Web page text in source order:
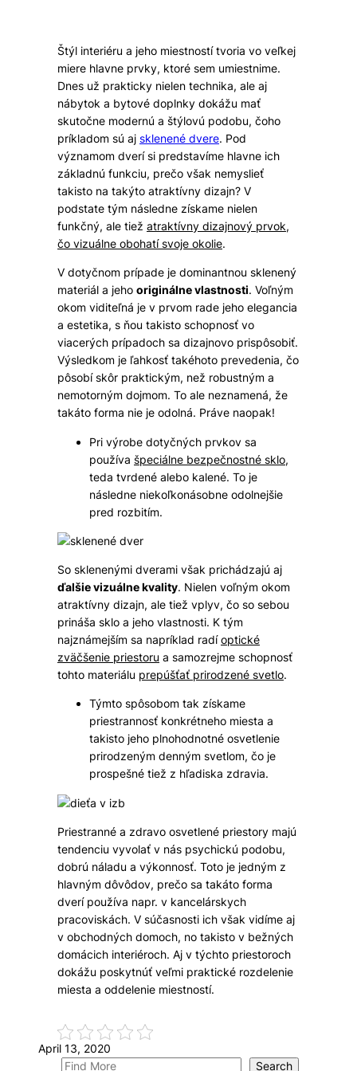
Štýl interiéru a jeho miestností tvoria vo veľkej
miere hlavne prvky, ktoré sem umiestnime.
Dnes už prakticky nielen technika, ale aj
nábytok a bytové doplnky dokážu mať
skutočne modernú a štýlovú podobu, čoho
príkladom sú aj sklenené dvere. Pod
významom dverí si predstavíme hlavne ich
základnú funkciu, prečo však nemyslieť
takisto na takýto atraktívny dizajn? V
podstate tým následne získame nielen
funkčný, ale tiež atraktívny dizajnový prvok,
čo vizuálne obohatí svoje okolie.
V dotyčnom prípade je dominantnou sklenený
materiál a jeho originálne vlastnosti. Voľným
okom viditeľná je v prvom rade jeho elegancia
a estetika, s ňou takisto schopnosť vo
viacerých prípadoch sa dizajnovo prispôsobiť.
Výsledkom je ľahkosť takéhoto prevedenia, čo
pôsobí skôr praktickým, než robustným a
nemotorným dojmom. To ale neznamená, že
takáto forma nie je odolná. Práve naopak!
Pri výrobe dotyčných prvkov sa
používa špeciálne bezpečnostné sklo,
teda tvrdené alebo kalené. To je
následne niekoľkonásobne odolnejšie
pred rozbitím.
So sklenenými dverami však prichádzajú aj
ďalšie vizuálne kvality. Nielen voľným okom
atraktívny dizajn, ale tiež vplyv, čo so sebou
prináša sklo a jeho vlastnosti. K tým
najznámejším sa napríklad radíoptické
zväčšenie priestoru a samozrejme schopnosť
tohto materiálu prepúšťať prirodzené svetlo.
Týmto spôsobom tak získame
priestrannosť konkrétneho miesta a
takisto jeho plnohodnotné osvetlenie
prirodzeným denným svetlom, čo je
prospešné tiež z hľadiska zdravia.
Priestranné a zdravo osvetlené priestory majú
tendenciu vyvolať v nás psychickú podobu,
dobrú náladu a výkonnosť. Toto je jedným z
hlavným dôvôdov, prečo sa takáto forma
dverí používa napr. v kancelárskych
pracoviskách. V súčasnosti ich však vidíme aj
v obchodných domoch, no takisto v bežných
domácich interiéroch. Aj v týchto priestoroch
dokážu poskytnúť veľmi praktické rozdelenie
miesta a oddelenie miestností.
April 13, 2020
S
Search